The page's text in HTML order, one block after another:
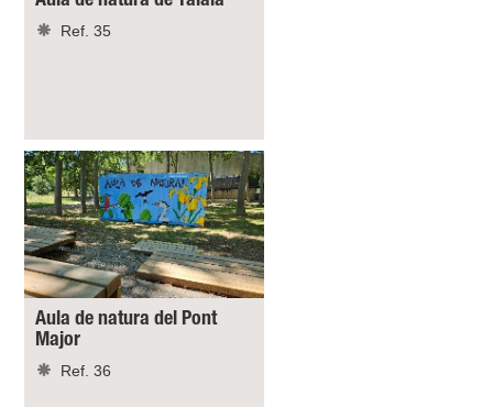
Ref. 35
Aula de natura del Pont
Major
Ref. 36